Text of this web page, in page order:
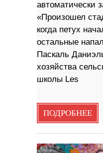
автоматически
«Произошел
когда петух
остальные
Паскаль
хозяйства
школы Les
ПОДРОБНЕЕ